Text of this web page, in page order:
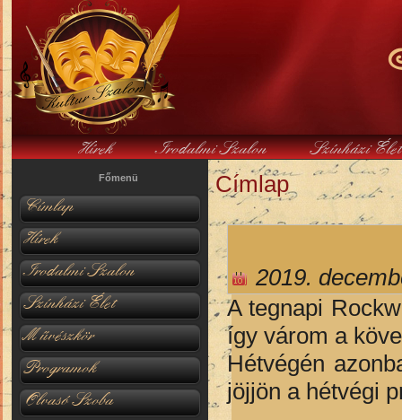
Hírek Irodalmi Szalon Színházi
Főmenü
Címlap
Hírek
Irodalmi Szalon
Színházi Élet
Művészkör
Programok
Olvasó Szoba
Jelenlegi hely
Címlap
2019.
A tegnapi
így várom a
Hétvégén
jöjjön a hétvégi